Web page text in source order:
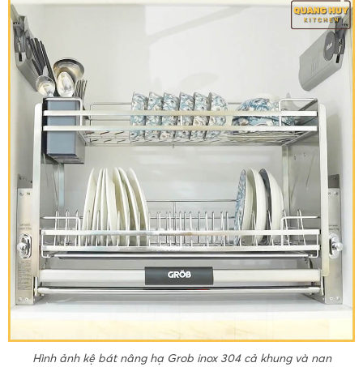
Hình ảnh kệ bát nâng hạ Grob inox 304 cả khung và nan